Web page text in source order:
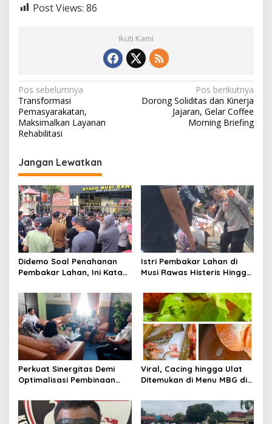
Post Views: 86
Ikuti Kami
N
a
v
g
a
s
i
p
o
s
Pos sebelumnya
Transformasi
Pemasyarakatan,
Maksimalkan Layanan
Rehabilitasi
Pos berikutnya
Dorong Soliditas dan Kinerja
Jajaran, Gelar Coffee
Morning Briefing
Jangan Lewatkan
Didemo Soal Penahanan
Pembakar Lahan, Ini Kata
Istri Pembakar Lahan di
Musi Rawas Histeris Hingga
Dibebaskan
Perkuat Sinergitas Demi
Optimalisasi Pembinaan
Viral, Cacing hingga Ulat
Ditemukan di Menu MBG di